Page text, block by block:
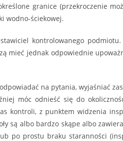
granice (przekroczenie
wodno-ściekowej.
kontrolowanego
mieć jednak odpowiednie
na pytania, wyjaśniać
móc odnieść się do
kontroli, z punktem widzenia
są albo bardzo skąpe albo
po prostu braku staranności